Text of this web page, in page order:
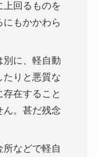
上回るものを
もかかわら
別に、軽自動
たりと悪質な
在すること
ん。甚だ残念
所などで軽自